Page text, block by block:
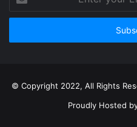
your
Email
© Copyright 2022, All Rights
Proudly Hosted